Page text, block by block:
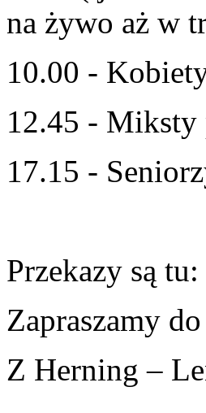
na żywo aż w
10.00 -
12.45 - Miksty
17.15 -
Przekazy są tu:
Zapraszamy
Z Herning –